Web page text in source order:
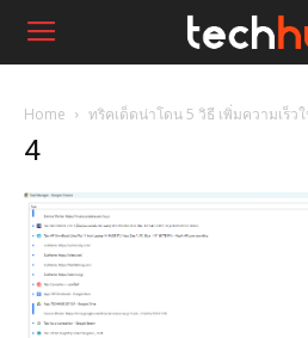
Home ทริคเด็ดน่าโดน 5 วิธี เพิ่มความเร็ว
4